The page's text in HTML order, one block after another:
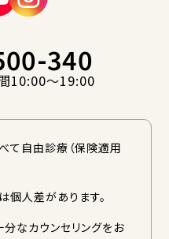
340
10:00〜19:00
て自由診療（保険適用
個人差があります。
なカウンセリングをお